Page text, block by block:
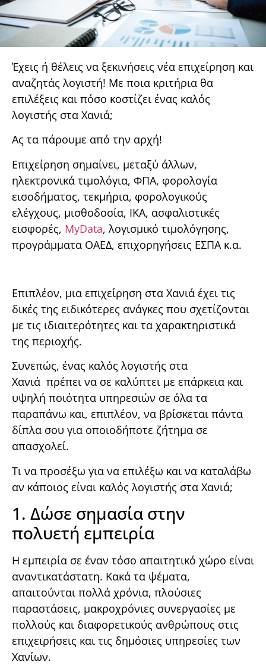
Έχεις ή θέλεις να ξεκινήσεις νέα επιχείρηση και
αναζητάς λογιστή! Με ποια κριτήρια θα
επιλέξεις και πόσο κοστίζει ένας καλός
λογιστής στα Χανιά;
Ας τα πάρουμε από την αρχή!
Επιχείρηση σημαίνει, μεταξύ άλλων,
ηλεκτρονικά τιμολόγια, ΦΠΑ, φορολογία
εισοδήματος, τεκμήρια, φορολογικούς
ελέγχους, μισθοδοσία, ΙΚΑ, ασφαλιστικές
εισφορές, MyData, λογισμικό τιμολόγησης,
προγράμματα ΟΑΕΔ, επιχορηγήσεις ΕΣΠΑ κ.α.
Επιπλέον, μια επιχείρηση στα Χανιά έχει τις
δικές της ειδικότερες ανάγκες που σχετίζονται
με τις ιδιαιτερότητες και τα χαρακτηριστικά
της περιοχής.
Συνεπώς, ένας καλός λογιστής στα
Χανιά πρέπει να σε καλύπτει με επάρκεια και
υψηλή ποιότητα υπηρεσιών σε όλα τα
παραπάνω και, επιπλέον, να βρίσκεται πάντα
δίπλα σου για οποιοδήποτε ζήτημα σε
απασχολεί.
Τι να προσέξω για να επιλέξω και να καταλάβω
αν κάποιος είναι καλός λογιστής στα Χανιά;
1. Δώσε σημασία στην
πολυετή εμπειρία
Η εμπειρία σε έναν τόσο απαιτητικό χώρο είναι
αναντικατάστατη. Κακά τα ψέματα,
απαιτούνται πολλά χρόνια, πλούσιες
παραστάσεις, μακροχρόνιες συνεργασίες με
πολλούς και διαφορετικούς ανθρώπους στις
επιχειρήσεις και τις δημόσιες υπηρεσίες των
Χανίων.